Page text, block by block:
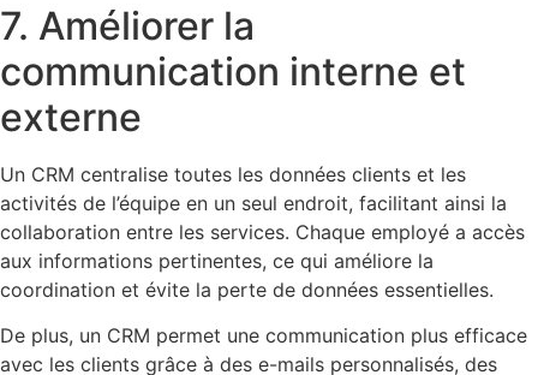
7. Améliorer la
communication interne et
externe
Un CRM centralise toutes les données clients et les
activités de l’équipe en un seul endroit, facilitant ainsi la
collaboration entre les services. Chaque employé a accès
aux informations pertinentes, ce qui améliore la
coordination et évite la perte de données essentielles.
De plus, un CRM permet une communication plus efficace
avec les clients grâce à des e-mails personnalisés, des